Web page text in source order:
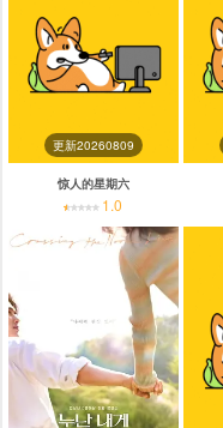
更新20260809
惊人的星期六
1.0